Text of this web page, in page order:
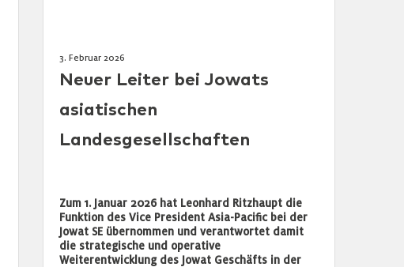
3. Februar 2026
Neuer Leiter bei Jowats
asiatischen
Landesgesellschaften
Zum 1. Januar 2026 hat Leonhard Ritzhaupt die
Funktion des Vice President Asia-Pacific bei der
Jowat SE übernommen und verantwortet damit
die strategische und operative
Weiterentwicklung des Jowat Geschäfts in der